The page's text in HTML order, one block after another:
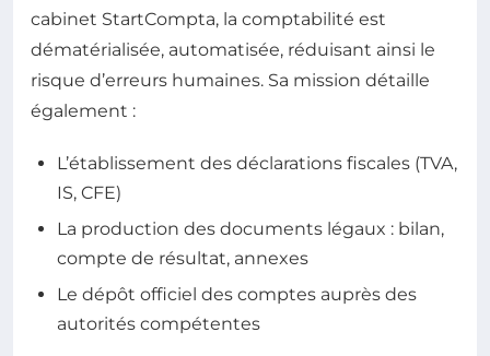
cabinet StartCompta, la comptabilité est
dématérialisée, automatisée, réduisant ainsi le
risque d’erreurs humaines. Sa mission détaille
également :
L’établissement des déclarations fiscales (TVA,
IS, CFE)
La production des documents légaux : bilan,
compte de résultat, annexes
Le dépôt officiel des comptes auprès des
autorités compétentes